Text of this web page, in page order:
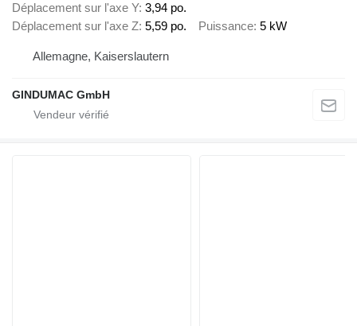
Déplacement sur l'axe Y 3,94 po.
Déplacement sur l'axe Z 5,59 po. Puissance 5 kW
Allemagne, Kaiserslautern
GINDUMAC GmbH